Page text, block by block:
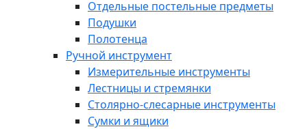
Отдельные постельные предметы
Подушки
Полотенца
Ручной инструмент
Измерительные инструменты
Лестницы и стремянки
Столярно-слесарные инструменты
Сумки и ящики